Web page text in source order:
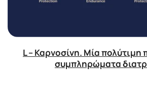
L – Καρνοσίνη. Μία
συμπληρώματα